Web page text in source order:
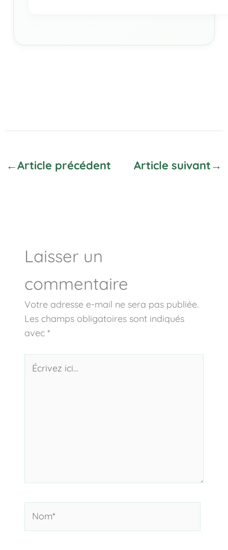
←Article précédent Article suivant→
Laisser un
commentaire
Votre adresse e-mail ne sera pas publiée.
Les champs obligatoires sont indiqués
avec*
Écrivez
ici…